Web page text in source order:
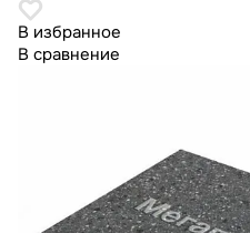
В избранное
В сравнение